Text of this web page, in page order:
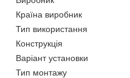
Країна виробник
Тип використання
Конструкція
Варіант установки
Тип монтажу